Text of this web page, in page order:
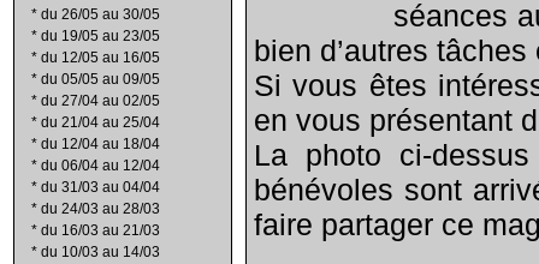
* du 26/05 au 30/05
* du 19/05 au 23/05
* du 12/05 au 16/05
* du 05/05 au 09/05
* du 27/04 au 02/05
* du 21/04 au 25/04
* du 12/04 au 18/04
* du 06/04 au 12/04
* du 31/03 au 04/04
* du 24/03 au 28/03
* du 16/03 au 21/03
* du 10/03 au 14/03
séances
bien d’autres tâches
Si vous êtes
en vous présentant
La photo ci-
bénévoles sont
faire partager ce